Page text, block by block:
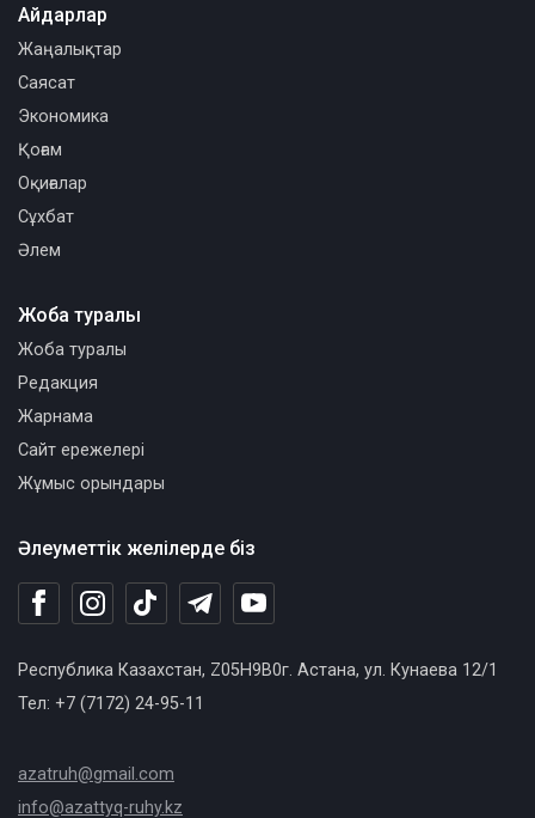
Әлеуметтік желілерде біз
Республика Казахстан, Z05H9B0г. Астана, ул. Кунаева 12/1
Тел: +7 (7172) 24-95-11
azatruh@gmail.com
info@azattyq-ruhy.kz
Айдарлар
Жаңалықтар
Саясат
Экономика
Қоғам
Оқиғалар
Сұхбат
Әлем
Жоба туралы
Жоба туралы
Редакция
Жарнама
Сайт ережелері
Жұмыс орындары